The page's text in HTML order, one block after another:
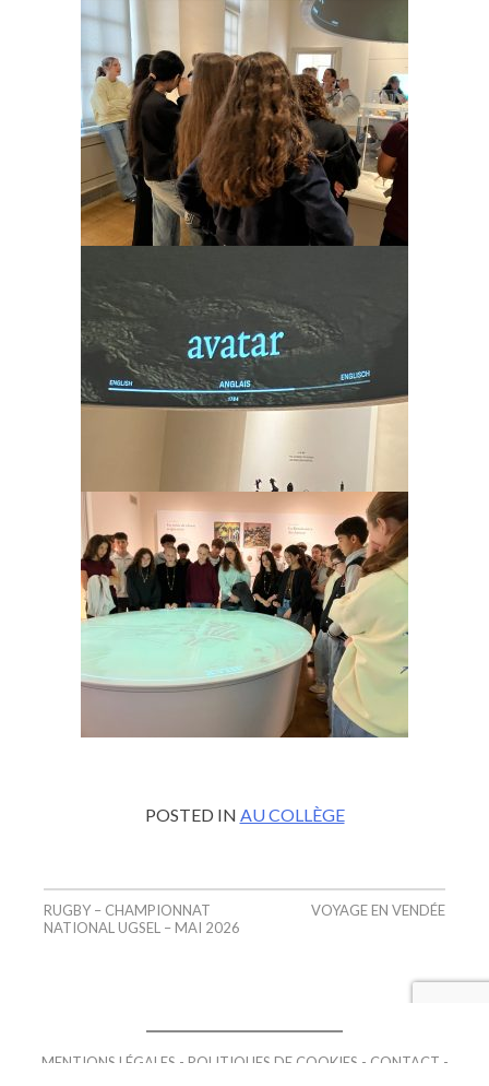
POSTED IN AU COLLÈGE
VOYAGE EN VENDÉE
RUGBY – CHAMPIONNAT
NATIONAL UGSEL – MAI 2026
MENTIONS LÉGALES POLITIQUES DE COOKIES
CONTACT